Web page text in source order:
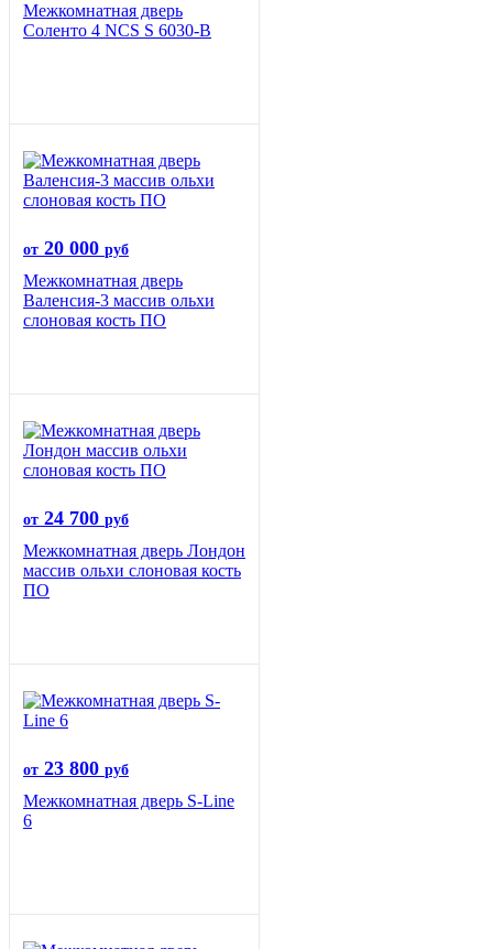
Межкомнатная дверь
Соленто 4 NCS S 6030-B
от 20 000 руб
Межкомнатная дверь
Валенсия-3 массив ольхи
слоновая кость ПО
от 24 700 руб
Межкомнатная дверь Лондон
массив ольхи слоновая кость
ПО
от 23 800 руб
Межкомнатная дверь S-Line
6